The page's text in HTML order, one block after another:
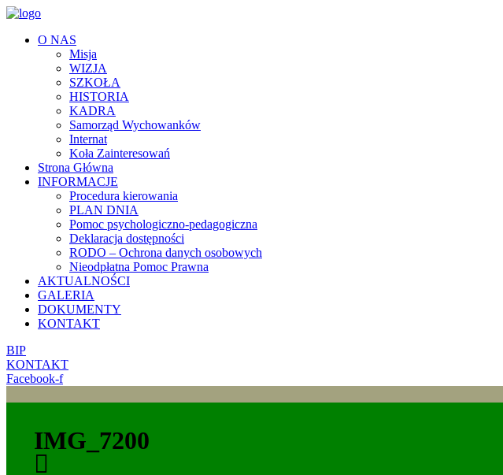
O NAS
Misja
WIZJA
SZKOŁA
HISTORIA
KADRA
Samorząd Wychowanków
Internat
Koła Zainteresowań
Strona Główna
INFORMACJE
Procedura kierowania
PLAN DNIA
Pomoc psychologiczno-pedagogiczna
Deklaracja dostępności
RODO – Ochrona danych osobowych
Nieodpłatna Pomoc Prawna
AKTUALNOŚCI
GALERIA
DOKUMENTY
KONTAKT
BIP
KONTAKT
Facebook-f
IMG_7200